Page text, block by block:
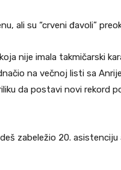
ali su “crveni đavoli”
nije imala takmičarski
na večnoj listi sa
da postavi novi rekord
zabeležio 20.